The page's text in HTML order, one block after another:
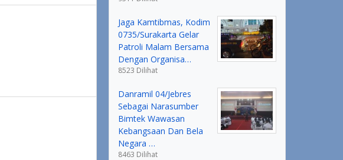
Jaga Kamtibmas, Kodim
0735/Surakarta Gelar
Patroli Malam Bersama
Dengan Organisa…
8523 Dilihat
Danramil 04/Jebres
Sebagai Narasumber
Bimtek Wawasan
Kebangsaan Dan Bela
Negara …
8463 Dilihat